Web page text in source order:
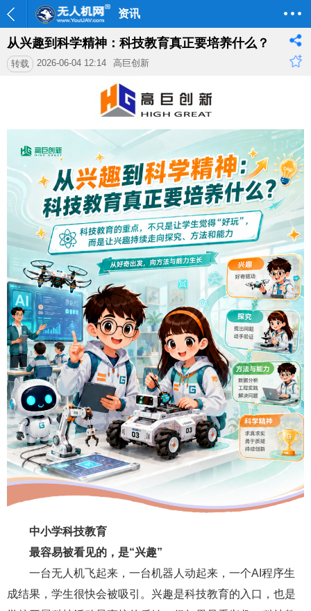
资讯
从兴趣到科学精神：科技教育真正要培养什么？
转载 2026-06-04 12:14 高巨创新
中小学科技教育
最容易被看见的，是“兴趣”
一台无人机飞起来，一台机器人动起来，一个AI程序生
成结果，学生很快会被吸引。兴趣是科技教育的入口，也是